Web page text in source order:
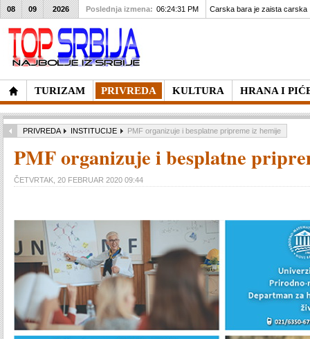
TURIZAM PRIVREDA KULTURA HRANA I
08 09 2026 Poslednja izmena: 06:24:31 PM Carska bara je zaista carska
PRIVREDA INSTITUCIJE PMF organizuje i besplatne pripreme iz hemije
PMF organizuje i besplatne
ČETVRTAK, 20 FEBRUAR 2020 09:44